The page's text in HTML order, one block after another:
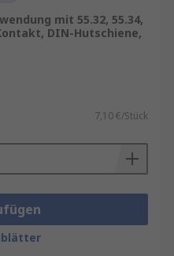
mit 55.32, 55.34,
DIN-Hutschiene,
7,10 €/Stück